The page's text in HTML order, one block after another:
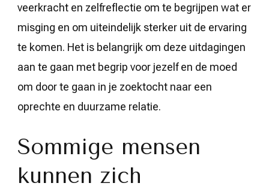
veerkracht en zelfreflectie om te begrijpen wat er
misging en om uiteindelijk sterker uit de ervaring
te komen. Het is belangrijk om deze uitdagingen
aan te gaan met begrip voor jezelf en de moed
om door te gaan in je zoektocht naar een
oprechte en duurzame relatie.
Sommige mensen
kunnen zich